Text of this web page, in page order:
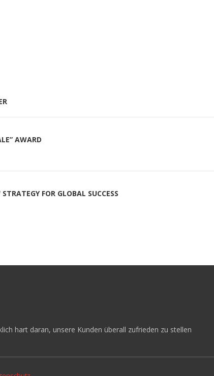
AWARD
FOR GLOBAL SUCCESS
hart daran, unsere Kunden überall zufrieden zu stellen